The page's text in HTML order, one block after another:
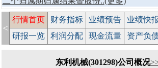
<
行情首页 财务指标 业绩预告 业绩快
研报一览
利润分配 现金流量 资产负
东利机械(301298)公司概况